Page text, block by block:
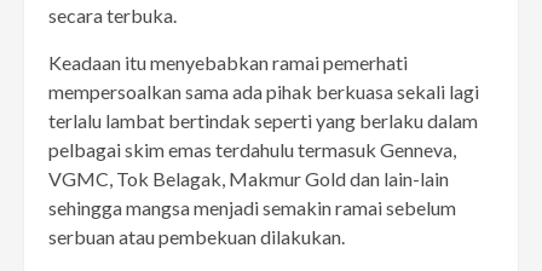
secara terbuka.
Keadaan itu menyebabkan ramai pemerhati
mempersoalkan sama ada pihak berkuasa sekali lagi
terlalu lambat bertindak seperti yang berlaku dalam
pelbagai skim emas terdahulu termasuk Genneva,
VGMC, Tok Belagak, Makmur Gold dan lain-lain
sehingga mangsa menjadi semakin ramai sebelum
serbuan atau pembekuan dilakukan.